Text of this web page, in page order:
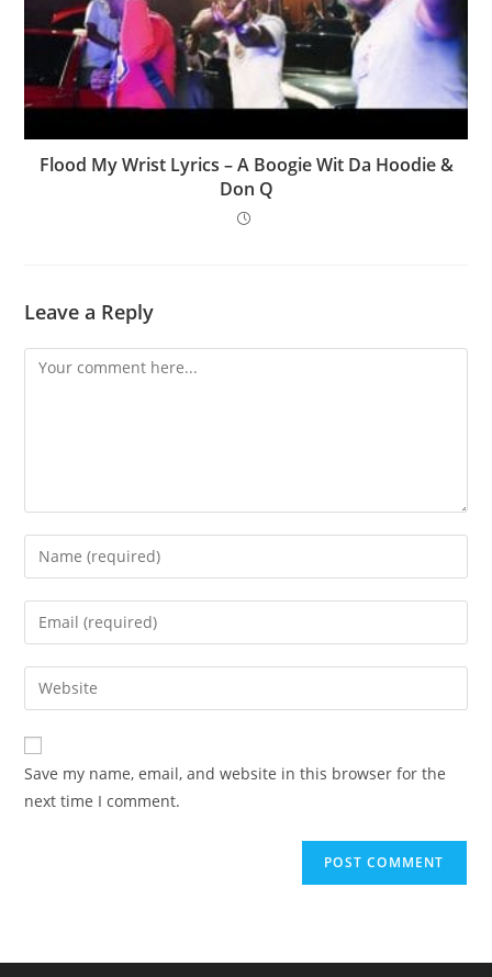
Flood My Wrist Lyrics – A Boogie Wit Da Hoodie &
Don Q
Leave a Reply
Comment
Enter
your
name
comment
Enter
your
email
address
comment
Enter
your
website
URL
(optional)
Save my name, email, and website in this browser for the
next time I comment.